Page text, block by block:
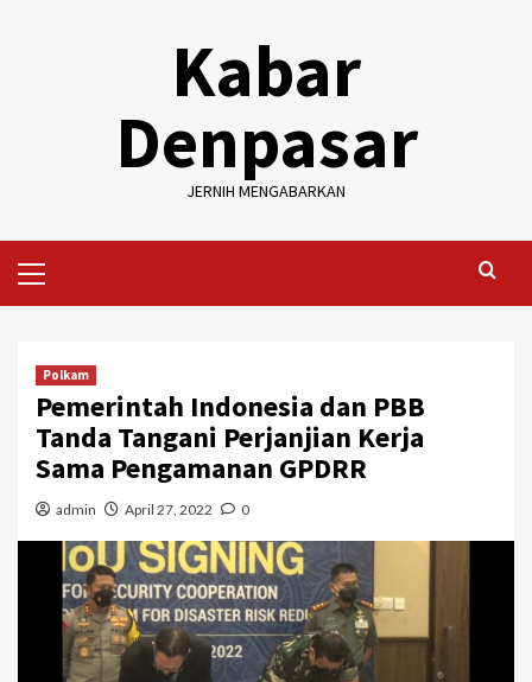
Kabar
Denpasar
JERNIH MENGABARKAN
Menu
Polkam
Pemerintah Indonesia dan PBB
Tanda Tangani Perjanjian Kerja
Sama Pengamanan GPDRR
admin April 27, 2022 0